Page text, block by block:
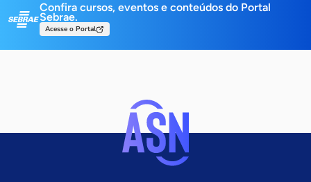
Confira cursos, eventos e conteúdos do Portal
Sebrae.
Acesse o Portal